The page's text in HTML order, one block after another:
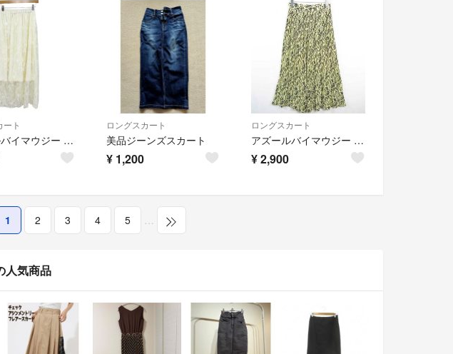
ート
アズールバイマウジー ロングスカート ボトムス レース シアー レディース Sサイズ ホワイト AZUL by moussy
ロングスカート
美品ジーンズスカート
¥ 1,200
ロングスカート
アズールバイマウジー AZUL by moussy プリーツ スカート S
¥2,900
1 2 3 4 5 …
人気商品